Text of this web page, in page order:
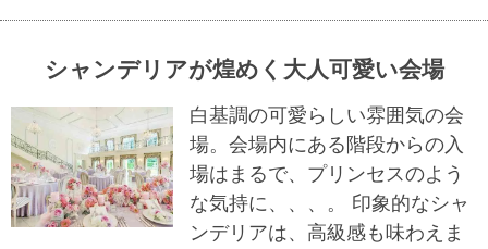
シャンデリアが煌めく大人可愛い会場
白基調の可愛らしい雰囲気の会
場。会場内にある階段からの入
場はまるで、プリンセスのよう
な気持に、、、。 印象的なシャ
ンデリアは、高級感も味わえま